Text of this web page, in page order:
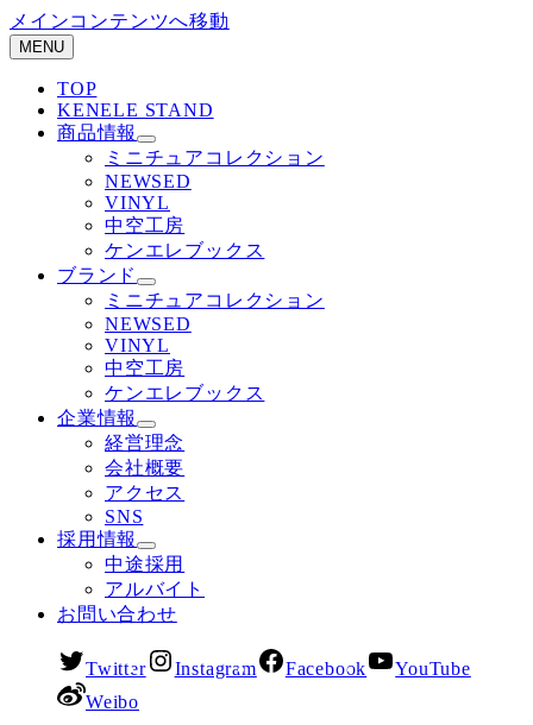
メインコンテンツへ移動
MENU
TOP
KENELE STAND
商品情報
ミニチュアコレクション
NEWSED
VINYL
中空工房
ケンエレブックス
ブランド
ミニチュアコレクション
NEWSED
VINYL
中空工房
ケンエレブックス
企業情報
経営理念
会社概要
アクセス
SNS
採用情報
中途採用
アルバイト
お問い合わせ
Twitter Instagram Facebook
YouTube
Weibo